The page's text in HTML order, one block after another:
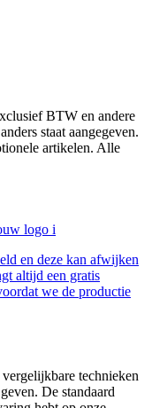
BTW en andere
staat aangegeven.
artikelen. Alle
logo i
en deze kan afwijken
altijd een gratis
we de productie
technieken
De standaard